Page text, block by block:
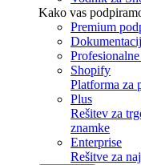
Kako vas
Premium
Shopify
Platforma za
Plus
Rešitev za
znamke
Enterprise
Rešitve za